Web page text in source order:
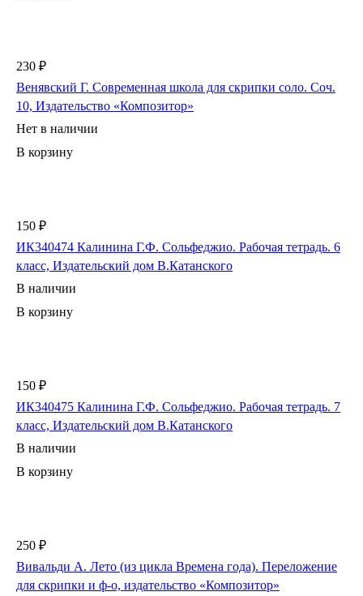
230 ₽
Венявский Г. Современная школа для скрипки соло. Соч.
10, Издательство «Композитор»
Нет в наличии
В корзину
150 ₽
ИК340474 Калинина Г.Ф. Сольфеджио. Рабочая тетрадь. 6
класс, Издательский дом В.Катанского
В наличии
В корзину
150 ₽
ИК340475 Калинина Г.Ф. Сольфеджио. Рабочая тетрадь. 7
класс, Издательский дом В.Катанского
В наличии
В корзину
250 ₽
Вивальди А. Лето (из цикла Времена года). Переложение
для скрипки и ф-о, издательство «Композитор»